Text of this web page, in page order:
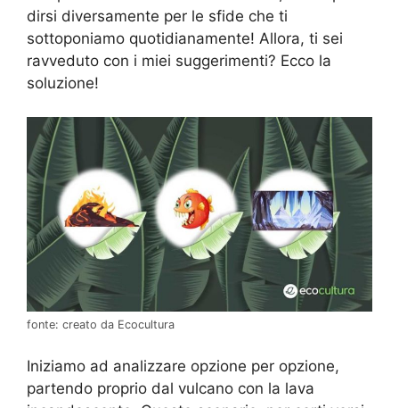
dirsi diversamente per le sfide che ti
sottoponiamo quotidianamente! Allora, ti sei
ravveduto con i miei suggerimenti? Ecco la
soluzione!
fonte: creato da Ecocultura
Iniziamo ad analizzare opzione per opzione,
partendo proprio dal vulcano con la lava